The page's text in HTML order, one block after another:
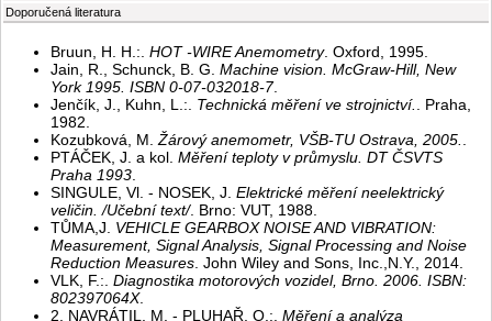
Doporučená literatura
Bruun, H. H.:. HOT -WIRE Anemometry. Oxford, 1995.
Jain, R., Schunck, B. G. Machine vision. McGraw-Hill, New
York 1995. ISBN 0-07-032018-7.
Jenčík, J., Kuhn, L.:. Technická měření ve strojnictví.. Praha,
1982.
Kozubková, M.Žárový anemometr, VŠB-TU Ostrava, 2005..
PTÁČEK, J. a kol. Měření teploty v průmyslu. DT ČSVTS
Praha 1993.
SINGULE, Vl. - NOSEK, J. Elektrické měření neelektrický
veličin. /Učební text/. Brno: VUT, 1988.
TŮMA,J. VEHICLE GEARBOX NOISE AND VIBRATION:
Measurement, Signal Analysis, Signal Processing and Noise
Reduction Measures. John Wiley and Sons, Inc.,N.Y., 2014.
VLK, F.:. Diagnostika motorových vozidel, Brno. 2006. ISBN:
802397064X.
2. NAVRÁTIL, M. - PLUHAŘ, O.:. Měření a analýza